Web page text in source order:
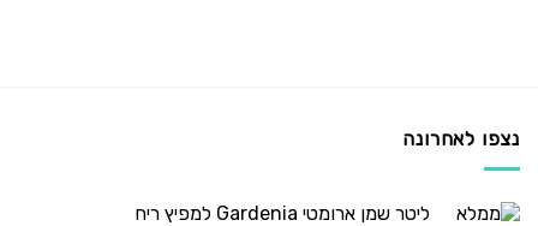
נצפו לאחרונה
ליטר שמן ארומטי Gardenia למפיץ ריח